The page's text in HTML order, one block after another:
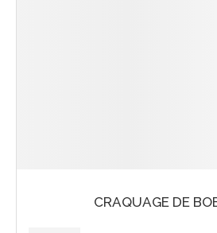
CRAQUAGE DE